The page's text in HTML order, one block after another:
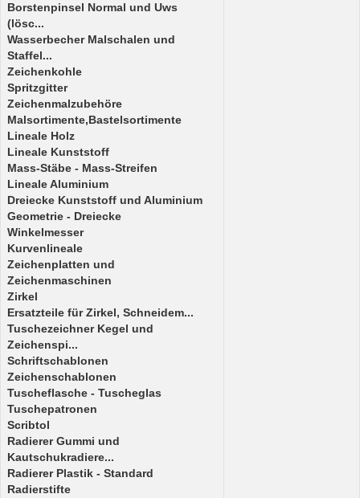
Borstenpinsel Normal und Uws
(lösc...
Wasserbecher Malschalen und
Staffel...
Zeichenkohle
Spritzgitter
Zeichenmalzubehöre
Malsortimente,Bastelsortimente
Lineale Holz
Lineale Kunststoff
Mass-Stäbe - Mass-Streifen
Lineale Aluminium
Dreiecke Kunststoff und Aluminium
Geometrie - Dreiecke
Winkelmesser
Kurvenlineale
Zeichenplatten und
Zeichenmaschinen
Zirkel
Ersatzteile für Zirkel, Schneidem...
Tuschezeichner Kegel und
Zeichenspi...
Schriftschablonen
Zeichenschablonen
Tuscheflasche - Tuscheglas
Tuschepatronen
Scribtol
Radierer Gummi und
Kautschukradiere...
Radierer Plastik - Standard
Radierstifte